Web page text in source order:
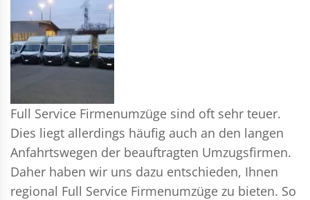
Full Service Firmenumzüge sind oft sehr teuer.
Dies liegt allerdings häufig auch an den langen
Anfahrtswegen der beauftragten Umzugsfirmen.
Daher haben wir uns dazu entschieden, Ihnen
regional Full Service Firmenumzüge zu bieten. So